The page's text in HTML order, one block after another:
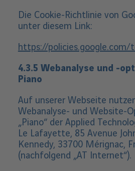
Die Cookie-Richtlinie von
unter diesem Link:
https://policies.google.com/
4.3.5 Webanalyse und -
Piano
Auf unserer Webseite
Webanalyse- und Website-
„Piano“ der Applied
Le Lafayette, 85 Avenue
Kennedy, 33700 Mérignac,
(nachfolgend „AT Internet“).